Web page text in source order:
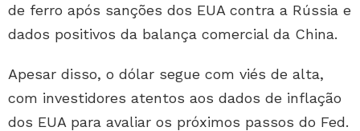
de ferro após sanções dos EUA contra a Rússia e
dados positivos da balança comercial da China.
Apesar disso, o dólar segue com viés de alta,
com investidores atentos aos dados de inflação
dos EUA para avaliar os próximos passos do Fed.